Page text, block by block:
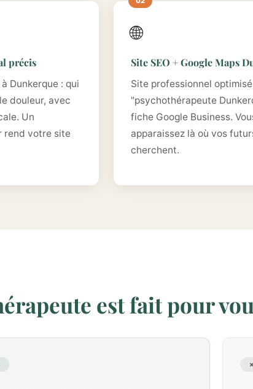
précis
Dunkerque : qui
douleur, avec
Un
rend votre site
🌐
Site SEO + Google Maps
Site professionnel
"psychothérapeute
fiche Google Business.
apparaissez là où vos
cherchent.
est fait pour